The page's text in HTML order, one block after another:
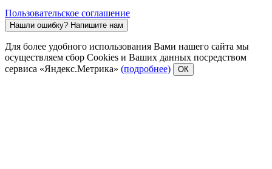
Пользовательское соглашение
Нашли ошибку? Напишите нам
Для более удобного использования Вами нашего сайта мы
осуществляем сбор Cookies и Ваших данных посредством
сервиса «Яндекс.Метрика» (подробнее) ОК